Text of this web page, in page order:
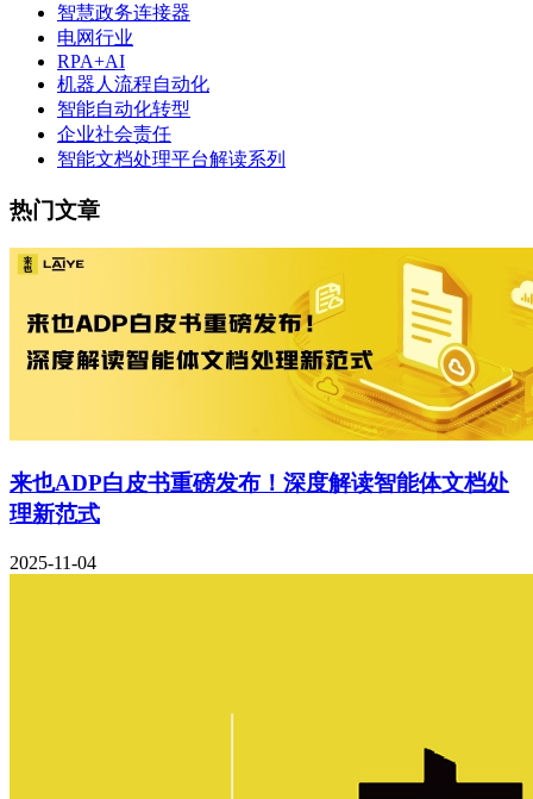
智慧政务连接器
电网行业
RPA+AI
机器人流程自动化
智能自动化转型
企业社会责任
智能文档处理平台解读系列
热门文章
来也ADP白皮书重磅发布！深度解读智能体文档处
理新范式
2025-11-04